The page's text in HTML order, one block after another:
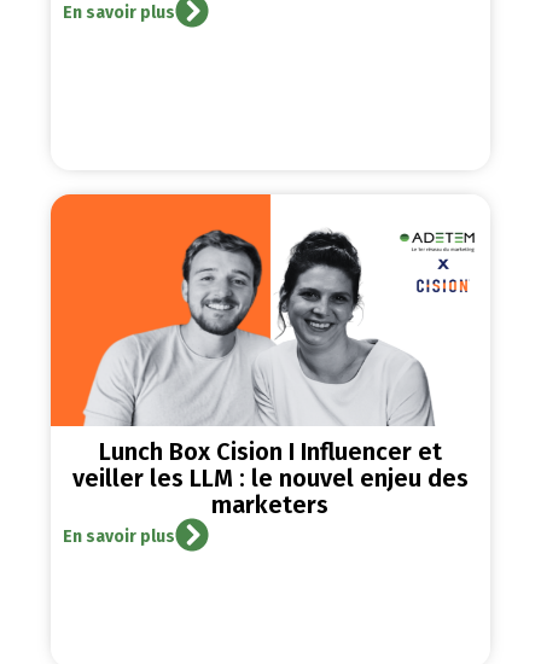
En savoir plus
Lunch Box Cision I Influencer et
veiller les LLM : le nouvel enjeu des
marketers
En savoir plus